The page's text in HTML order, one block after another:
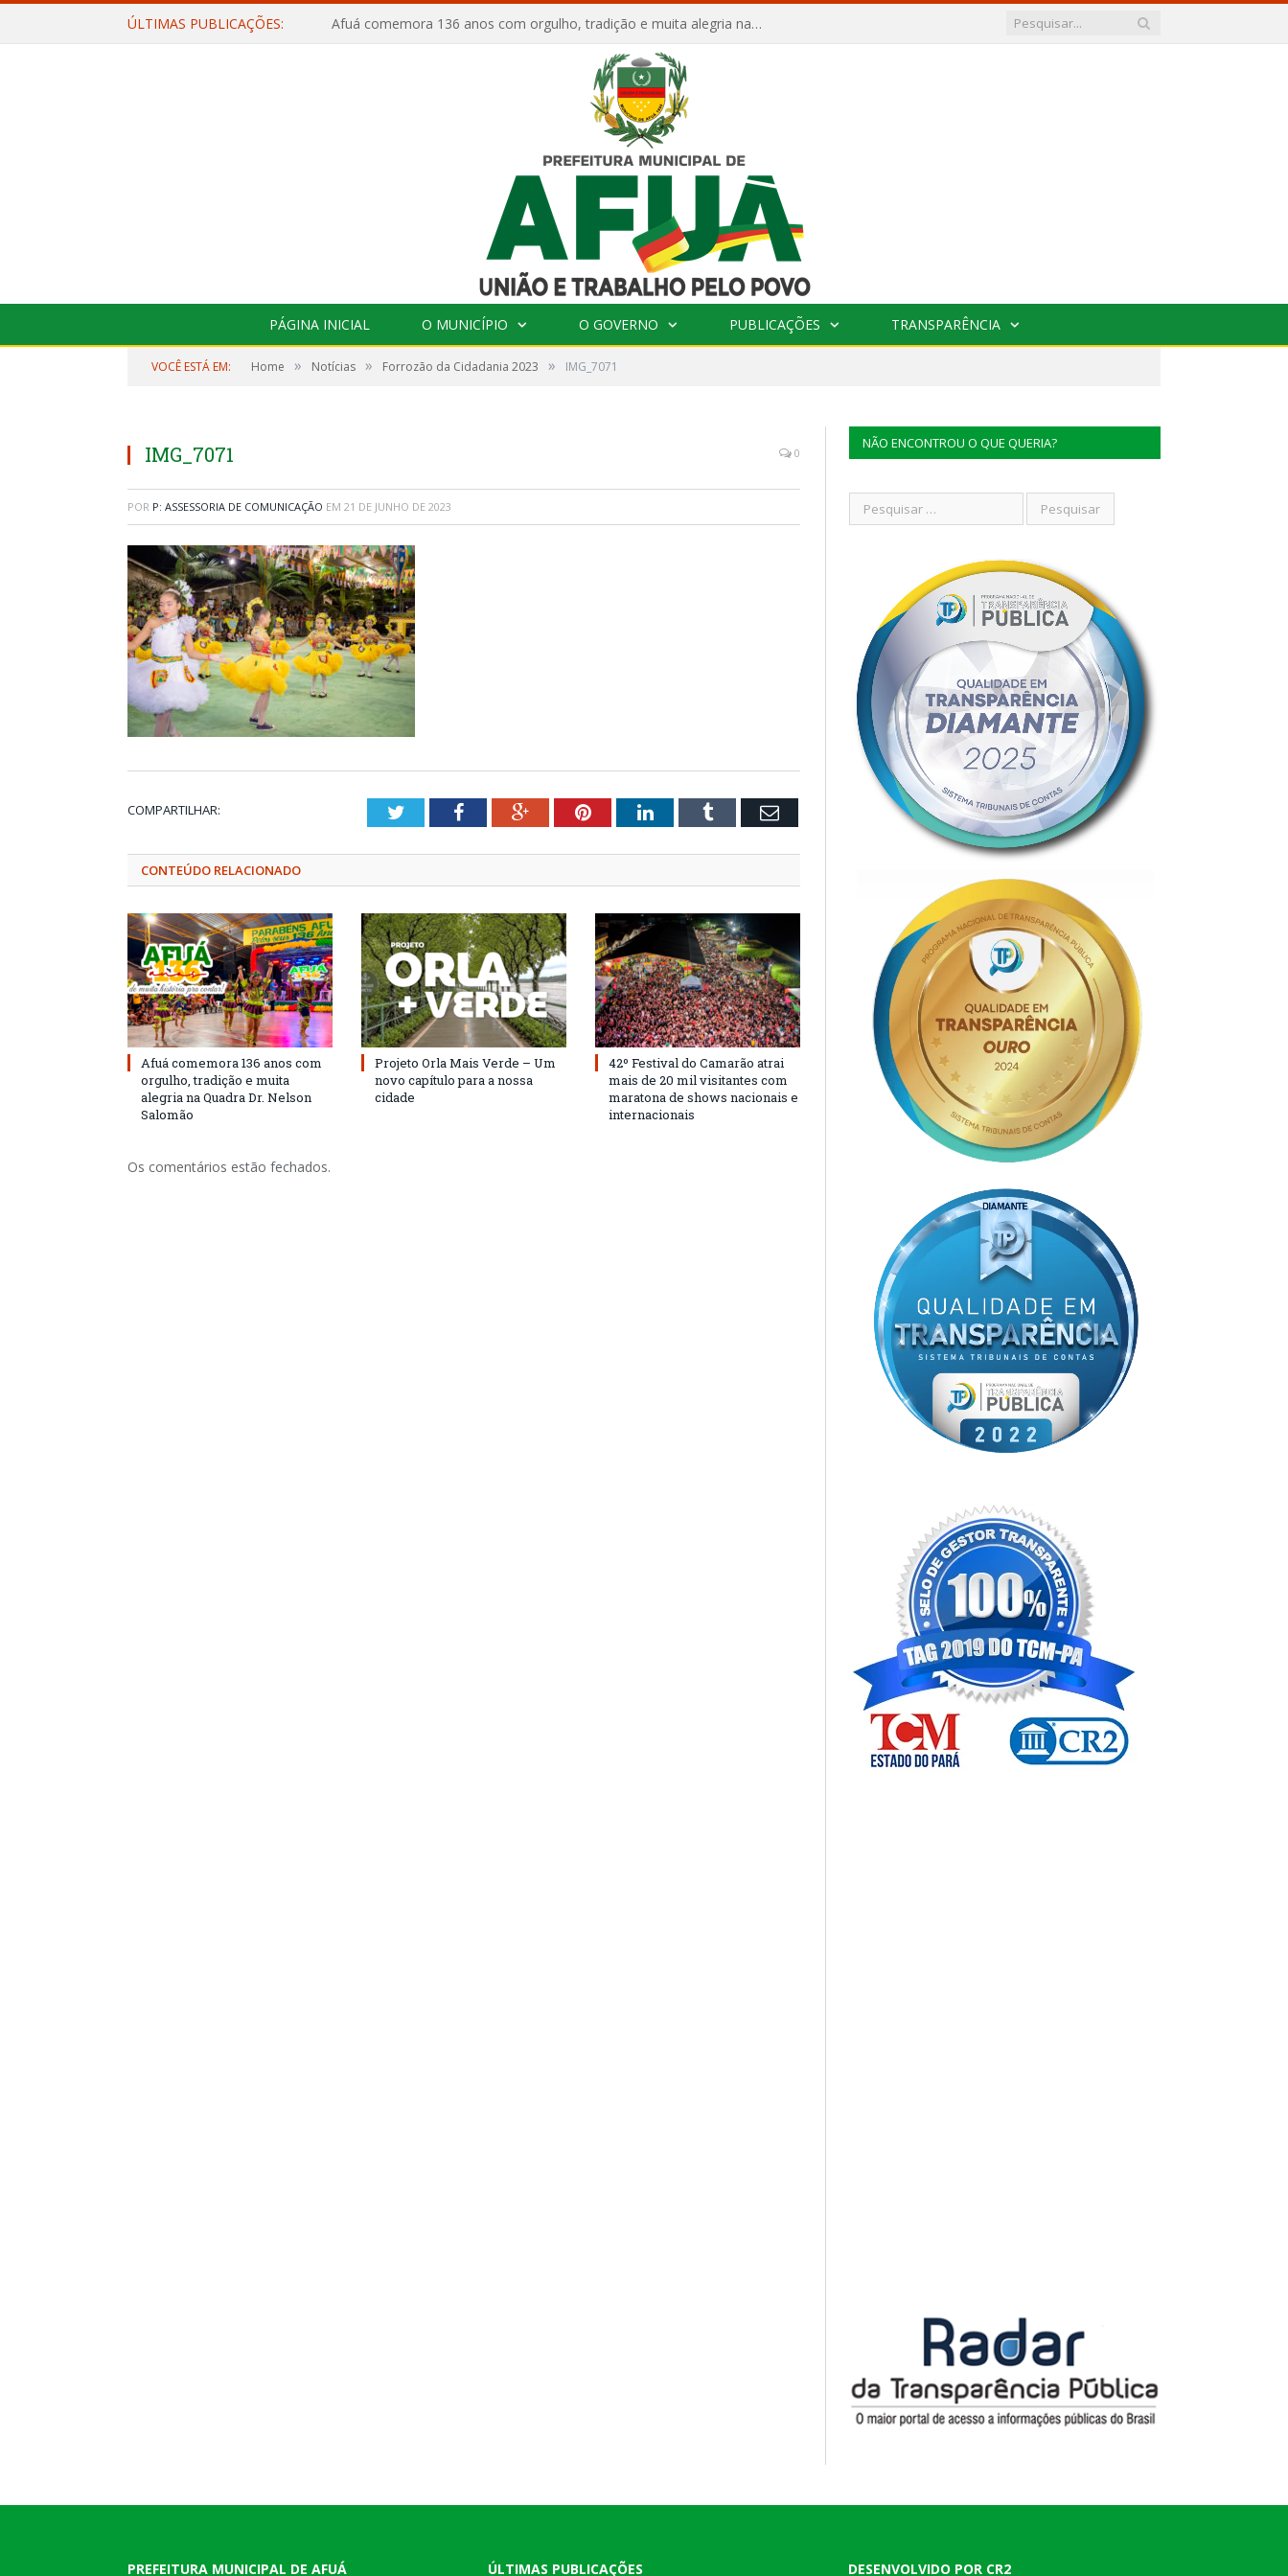
ÚLTIMAS PUBLICAÇÕES: Afuá comemora 136 anos com orgulho, tradição e muita alegria na Quadra Dr. Nelson Salomão
PÁGINA INICIAL O MUNICÍPIO O GOVERNO PUBLICAÇÕES TRANSPARÊNCIA
VOCÊ ESTÁ EM: Home » Notícias » Forrozão da Cidadania 2023 » IMG_7071
IMG_7071 0
POR P: ASSESSORIA DE COMUNICAÇÃO EM 21 DE JUNHO DE 2023
COMPARTILHAR: TwitterFacebookGoogle+PinterestLinkedInTumblr Email
CONTEÚDO RELACIONADO
Afuá comemora 136 anos com
orgulho, tradição e muita
alegria na Quadra Dr. Nelson
Salomão
Projeto Orla Mais Verde – Um
novo capítulo para a nossa
cidade
42º Festival do Camarão atrai
mais de 20 mil visitantes com
maratona de shows nacionais e
internacionais
Os comentários estão fechados.
NÃO ENCONTROU O QUE QUERIA?
PREFEITURA MUNICIPAL DE AFUÁ ÚLTIMAS PUBLICAÇÕES DESENVOLVIDO POR CR2